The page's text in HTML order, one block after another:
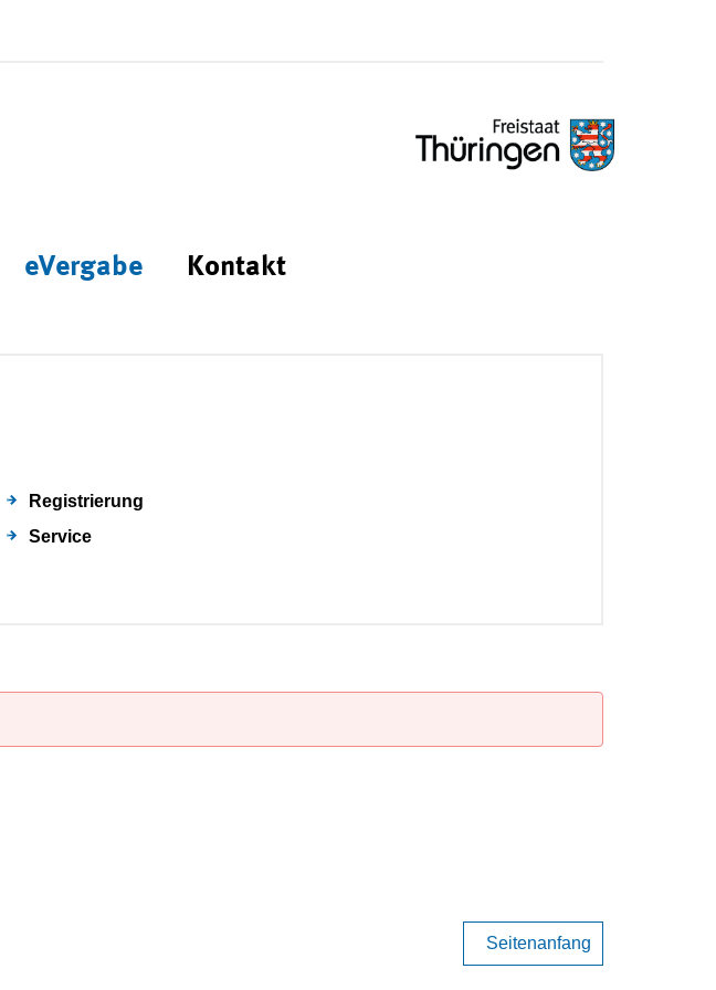
eVergabe Kontakt
Registrierung
Service
Seitenanfang